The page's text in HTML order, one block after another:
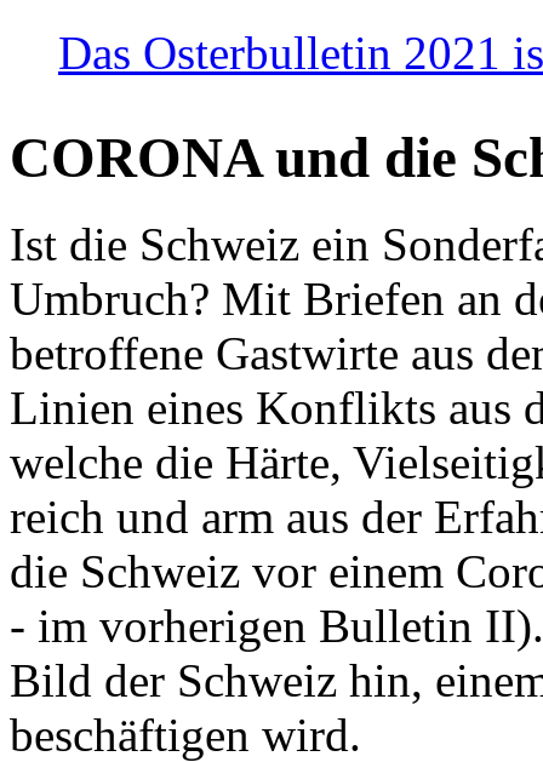
Das Osterbulletin 2021
CORONA und die
Ist die Schweiz ein
Umbruch? Mit Briefen an
betroffene Gastwirte aus
Linien eines Konflikts aus
welche die Härte,
reich und arm aus der
die Schweiz vor einem
- im vorherigen Bulletin
Bild der Schweiz hin,
beschäftigen wird.